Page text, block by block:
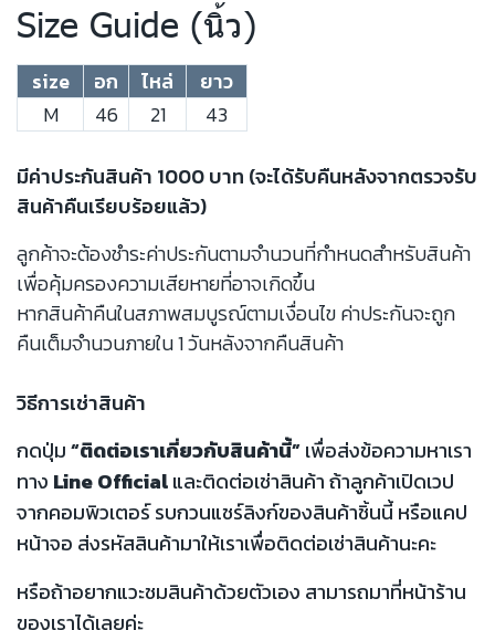
Size Guide (นิ้ว)
size อก ไหล่
ยาว
M
46 21 43
มีค่าประกันสินค้า 1000 บาท (จะได้รับคืนหลังจากตรวจรับ
สินค้าคืนเรียบร้อยแล้ว)
ลูกค้าจะต้องชำระค่าประกันตามจำนวนที่กำหนดสำหรับสินค้า
เพื่อคุ้มครองความเสียหายที่อาจเกิดขึ้น
หากสินค้าคืนในสภาพสมบูรณ์ตามเงื่อนไข ค่าประกันจะถูก
คืนเต็มจำนวนภายใน 1 วันหลังจากคืนสินค้า
วิธีการเช่าสินค้า
กดปุ่ม“ติดต่อเราเกี่ยวกับสินค้านี้”เพื่อส่งข้อความหาเรา
ทาง Line Officialและติดต่อเช่าสินค้า ถ้าลูกค้าเปิดเวป
จากคอมพิวเตอร์ รบกวนแชร์ลิงก์ของสินค้าชิ้นนี้ หรือแคป
หน้าจอ ส่งรหัสสินค้ามาให้เราเพื่อติดต่อเช่าสินค้านะคะ
หรือถ้าอยากแวะชมสินค้าด้วยตัวเอง สามารถมาที่หน้าร้าน
ของเราได้เลยค่ะ